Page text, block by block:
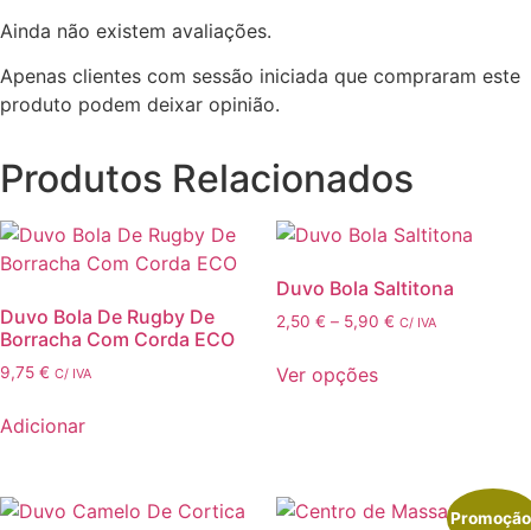
Ainda não existem avaliações.
Apenas clientes com sessão iniciada que compraram este
produto podem deixar opinião.
Produtos Relacionados
Duvo Bola De Rugby De
Borracha Com Corda ECO
9,75 € C/ IVA
Adicionar
Duvo Bola Saltitona
2,50 € – 5,90 €Price
C/ IVA
Ver opções
variants.